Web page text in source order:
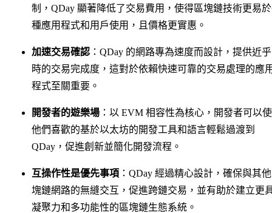
制，QDay 顯著降低了交易費用，使得區塊鏈技術更易
種應用程式和用戶使用，且價格更實惠。
加速交易確認 ：QDay 的網路專為速度而設計，提供近
時的交易完成度，這對於依賴快速可靠的交易處理的應
程式至關重要。
開發者的遊樂場 ：以 EVM 相容性為核心，開發者可以
他們喜歡的基於以太坊的開發工具和語言輕鬆過渡到
QDay，促進創新並簡化開發流程。
互操作性是優先事項 ：QDay 經過精心設計，確保與其
塊鏈網路的無縫交互，促進跨鏈交易，並有助於建立更
凝聚力和多功能性的區塊鏈生態系統。